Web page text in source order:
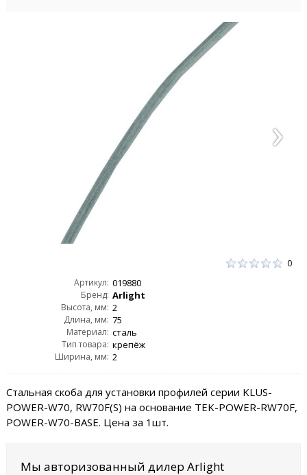
0
Артикул: 019880
Бренд: Arlight
Высота, мм: 2
Длина, мм: 75
Материал: сталь
Тип товара: крепёж
Ширина, мм: 2
Стальная скоба для установки профилей серии KLUS-
POWER-W70, RW70F(S) на основание TEK-POWER-RW70F,
POWER-W70-BASE. Цена за 1шт.
Мы авторизованный дилер Arlight